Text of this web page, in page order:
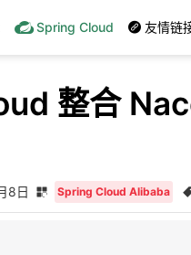
Spring Cloud 友情链
整合
8日 Spring Cloud Alibaba
介绍